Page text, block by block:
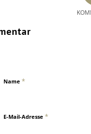
Name *
E-Mail-Adresse *